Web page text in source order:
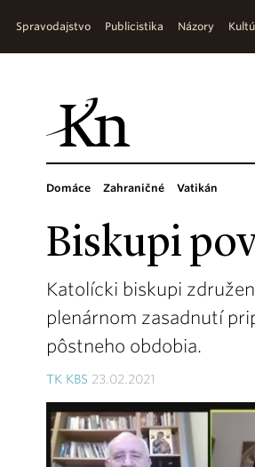
Spravodajstvo Publicistika Názory
Domáce Zahraničné Vatikán
Biskupi
Katolícki biskupi
plenárnom zasadnutí
pôstneho obdobia.
TK KBS 23.02.2021